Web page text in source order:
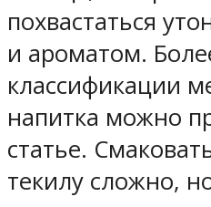
похвастаться
и ароматом.
классификации
напитка можно
статье.
текилу сложно,